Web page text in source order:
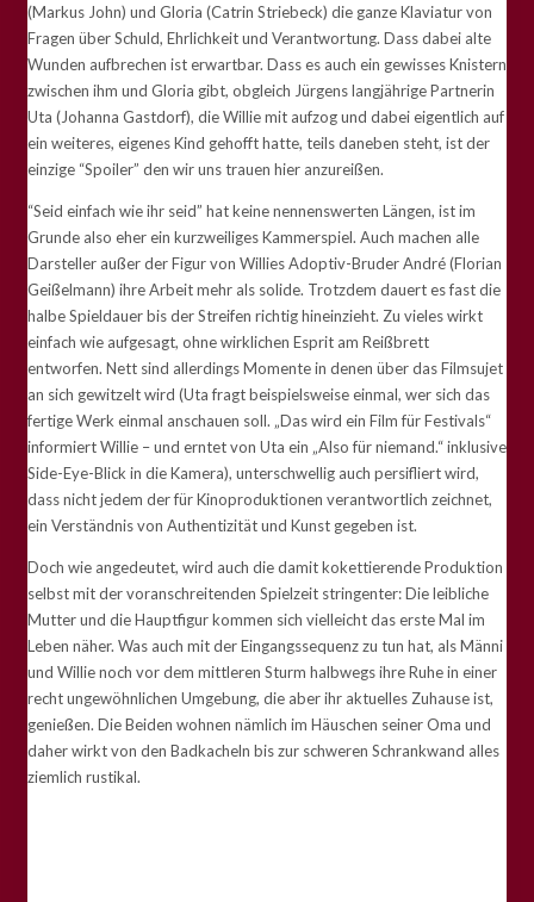
(Markus John) und Gloria (Catrin Striebeck) die ganze Klaviatur von
Fragen überSchuld, Ehrlichkeit und Verantwortung. Dass dabei alte
Wunden aufbrechen ist erwartbar. Dass es auch ein gewisses Knistern
zwischen ihm und Gloria gibt, obgleich Jürgens langjährige Partnerin
Uta (Johanna Gastdorf), die Willie mit aufzog und dabei eigentlich auf
ein weiteres, eigenes Kind gehofft hatte, teils daneben steht, ist der
einzige “Spoiler” den wir uns trauen hier anzureißen.
“Seid einfach wie ihr seid” hat keine nennenswerten Längen, ist im
Grunde also eher ein kurzweiliges Kammerspiel. Auch machen alle
Darsteller außer der Figur von Willies Adoptiv-Bruder André (Florian
Geißelmann) ihre Arbeit mehr als solide. Trotzdem dauert es fast die
halbe Spieldauer bis der Streifen richtig hineinzieht. Zu vieles wirkt
einfach wie aufgesagt, ohne wirklichen Esprit am Reißbrett
entworfen. Nett sind allerdings Momente in denen über das Filmsujet
an sich gewitzelt wird (Uta fragt beispielsweise einmal, wer sich das
fertige Werk einmal anschauen soll. „Das wird ein Film für Festivals“
informiert Willie – und erntet von Uta ein „Also für niemand.“ inklusive
Side-Eye-Blick in die Kamera), unterschwellig auch persifliert wird,
dass nicht jedem der für Kinoproduktionen verantwortlich zeichnet,
ein Verständnis von Authentizität und Kunst gegeben ist.
Doch wie angedeutet, wird auch die damit kokettierende Produktion
selbst mit der voranschreitenden Spielzeit stringenter: Die leibliche
Mutter und die Hauptfigur kommen sich vielleicht das erste Mal im
Leben näher. Was auch mit der Eingangssequenz zu tun hat, als Männi
und Willie noch vor dem mittleren Sturm halbwegs ihre Ruhe in einer
recht ungewöhnlichen Umgebung, die aber ihr aktuelles Zuhause ist,
genießen. Die Beiden wohnen nämlich im Häuschen seiner Oma und
daher wirkt von den Badkacheln bis zur schweren Schrankwand alles
ziemlich rustikal.